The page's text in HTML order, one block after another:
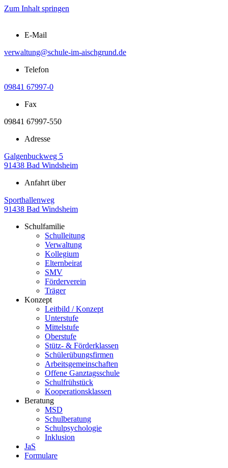
Zum Inhalt springen
E-Mail
verwaltung@schule-im-aischgrund.de
Telefon
09841 67997-0
Fax
09841 67997-550
Adresse
Galgenbuckweg 5
91438 Bad Windsheim
Anfahrt über
Sporthallenweg
91438 Bad Windsheim
Schulfamilie
Schulleitung
Verwaltung
Kollegium
Elternbeirat
SMV
Förderverein
Träger
Konzept
Leitbild / Konzept
Unterstufe
Mittelstufe
Oberstufe
Stütz- & Förderklassen
Schülerübungsfirmen
Arbeitsgemeinschaften
Offene Ganztagsschule
Schulfrühstück
Kooperationsklassen
Beratung
MSD
Schulberatung
Schulpsychologie
Inklusion
JaS
Formulare